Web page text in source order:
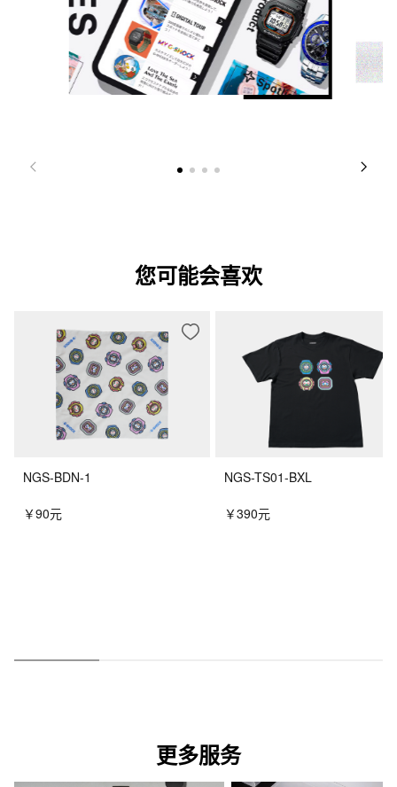
您可能会喜欢
NGS-BDN-1
￥90元
NGS-TS01-BXL
￥390元
更多服务